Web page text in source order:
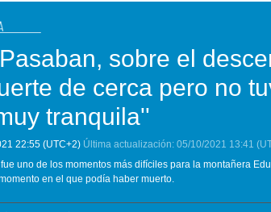
sobre el
de cerca pero no
tranquila''
22:55 (UTC+2) Última actualización: 05/10/2021 13:41
uno de los momentos más difíciles para la montañera
en el que podía haber muerto.